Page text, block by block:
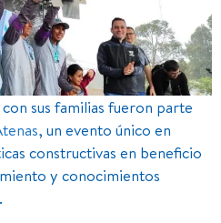
sus familias fueron parte
, un evento único en
constructivas en beneficio
y conocimientos